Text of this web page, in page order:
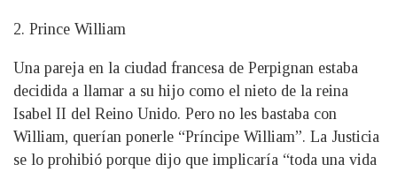
2. Prince William
Una pareja en la ciudad francesa de Perpignan estaba
decidida a llamar a su hijo como el nieto de la reina
Isabel II del Reino Unido. Pero no les bastaba con
William, querían ponerle “Príncipe William”. La Justicia
se lo prohibió porque dijo que implicaría “toda una vida